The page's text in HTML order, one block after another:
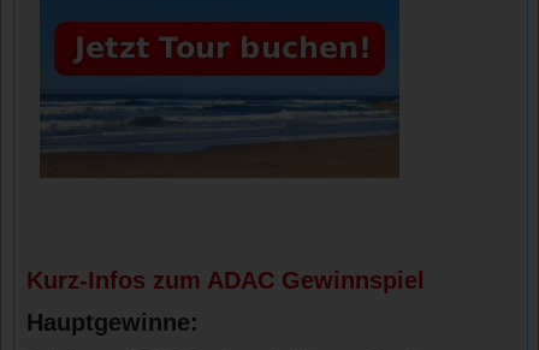
Kurz-Infos zum ADAC Gewinnspiel
Hauptgewinne: